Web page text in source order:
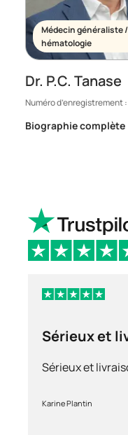
Médecin généraliste /
hématologie
Dr. P.C. Tanase
Numéro d’enregistrement :
Biographie complète
Sérieux et
Sérieux et
Karine Plantin